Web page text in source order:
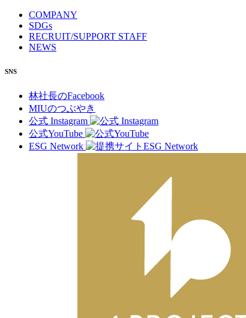
COMPANY
SDGs
RECRUIT/SUPPORT STAFF
NEWS
SNS
林社長のFacebook
MIUのつぶやき
公式 Instagram
公式YouTube
ESG Network